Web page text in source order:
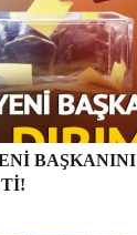
BAŞKANINI